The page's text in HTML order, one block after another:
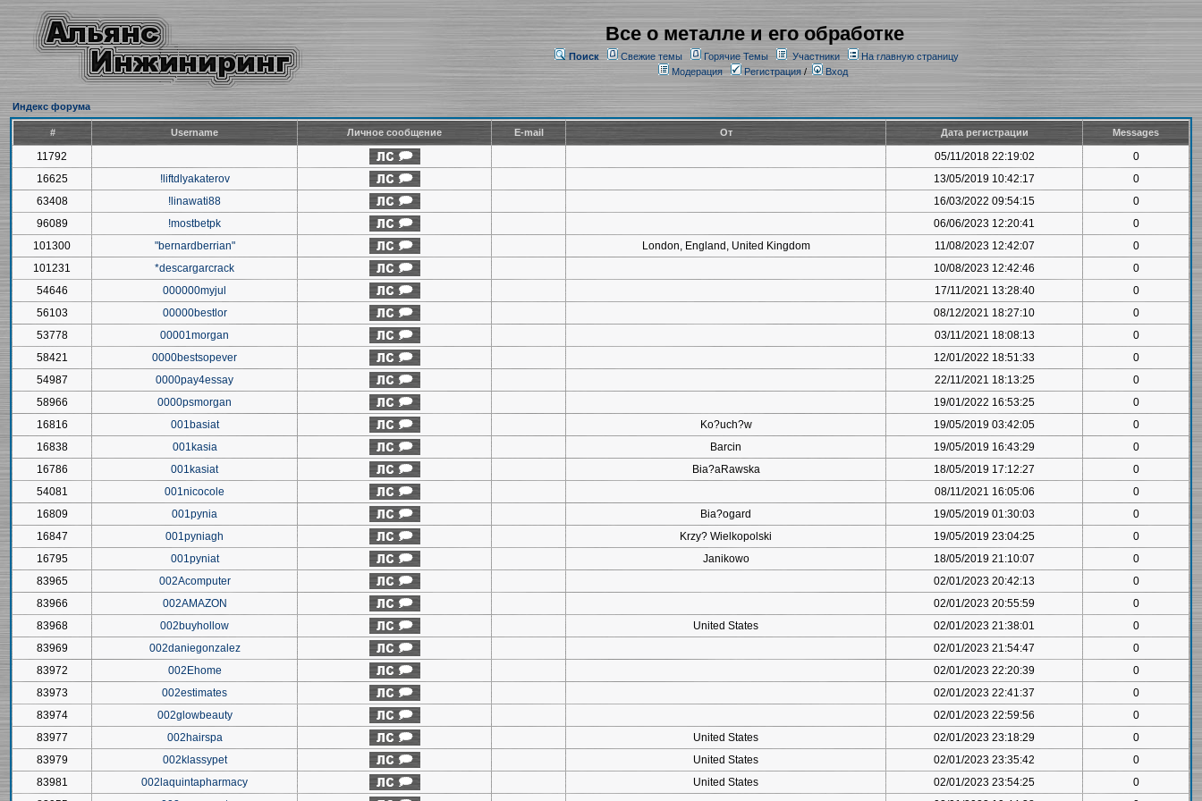
Все о металле и его обработке
Поиск Свежие темы Горячие Темы Участники
На главную страницу
Модерация
Регистрация/ Вход
Индекс форума
# Username Личное сообщение E-mail От Дата регистрации Messages
11792 05/11/2018 22:19:02
0
16625
!liftdlyakaterov 13/05/2019 10:42:17
0
63408
!linawati88 16/03/2022 09:54:15
0
96089
!mostbetpk 06/06/2023 12:20:41
0
101300
"bernardberrian" London, England, United Kingdom 11/08/2023 12:42:07
0
101231
*descargarcrack 10/08/2023 12:42:46
0
54646
000000myjul 17/11/2021 13:28:40
0
56103
00000bestlor 08/12/2021 18:27:10
0
53778
00001morgan 03/11/2021 18:08:13
0
58421
0000bestsopever 12/01/2022 18:51:33
0
54987
0000pay4essay 22/11/2021 18:13:25
0
58966
0000psmorgan 19/01/2022 16:53:25
0
16816
001basiat Ko?uch?w 19/05/2019 03:42:05
0
16838
001kasia Barcin 19/05/2019 16:43:29
0
16786
001kasiat Bia?aRawska 18/05/2019 17:12:27
0
54081
001nicocole 08/11/2021 16:05:06
0
16809
001pynia Bia?ogard 19/05/2019 01:30:03
0
16847
001pyniagh Krzy? Wielkopolski 19/05/2019 23:04:25
0
16795
001pyniat Janikowo 18/05/2019 21:10:07
0
83965
002Acomputer 02/01/2023 20:42:13
0
83966
002AMAZON 02/01/2023 20:55:59
0
83968
002buyhollow United States 02/01/2023 21:38:01
0
83969
002daniegonzalez 02/01/2023 21:54:47
0
83972
002Ehome 02/01/2023 22:20:39
0
83973
002estimates 02/01/2023 22:41:37
0
83974
002glowbeauty 02/01/2023 22:59:56
0
83977
002hairspa United States 02/01/2023 23:18:29
0
83979
002klassypet United States 02/01/2023 23:35:42
0
83981
002laquintapharmacy United States 02/01/2023 23:54:25
0